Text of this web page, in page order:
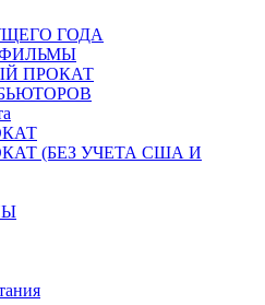
ГОДА
ПРОКАТ
(БЕЗ УЧЕТА США И